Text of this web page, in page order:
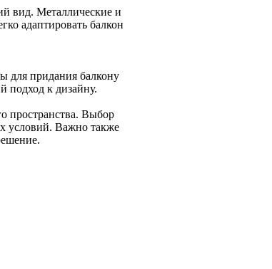
вид. Металлические и
адаптировать балкон
для придания балкону
подход к дизайну.
пространства. Выбор
условий. Важно также